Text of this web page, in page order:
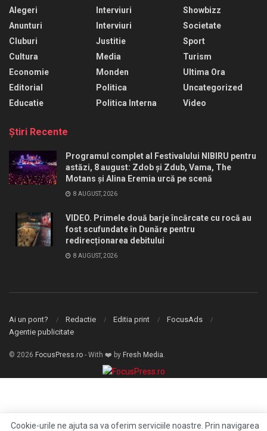
Alegeri
Anunturi
Cluburi
Cultura
Economie
Editorial
Educatie
Interviuri
Interviuri
Justitie
Media
Monden
Politica
Politica Interna
Showbizz
Societate
Sport
Turism
Ultima Ora
Uncategorized
Video
Ştiri Recente
Programul complet al Festivalului NIBIRU pentru
astăzi, 8 august: Zdob și Zdub, Vama, The
Motans și Alina Eremia urcă pe scenă
8 AUGUST, 2026
VIDEO. Primele două barje încărcate cu rocă au
fost scufundate în Dunăre pentru
redirecționarea debitului
8 AUGUST, 2026
Ai un pont? Redactie Editia print
FocusAds
Agentie publicitate
© 2026 FocusPress.ro - With ❤️ by Fresh Media.
Cookie-urile ne ajuta sa va oferim serviciile noastre. Prin navigarea